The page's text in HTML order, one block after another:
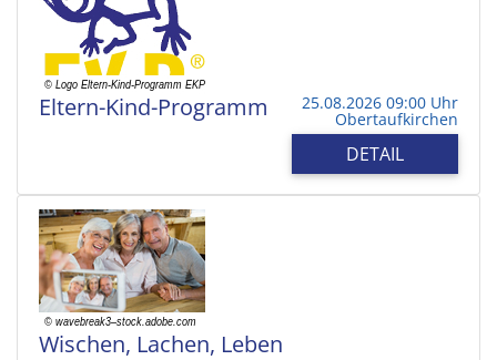
Eltern-Kind-Programm 25.08.2026 09:00 Uhr
Obertaufkirchen
DETAIL
Wischen, Lachen, Leben